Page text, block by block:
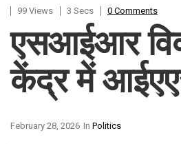
99 Views
3 Secs 0 Comments
एसआईआर
केंद्र में
In Politics
February 28, 2026